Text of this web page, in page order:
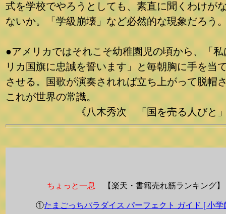
式を学校でやろうとしても、素直に聞くわけが
ないか。「学級崩壊」など必然的な現象だろう
●アメリカではそれこそ幼稚園児の頃から、「私
リカ国旗に忠誠を誓います」と毎朝胸に手を当
させる。国歌が演奏されれば立ち上がって脱帽
これが世界の常識。
《八木秀次 「国を売る人びと」